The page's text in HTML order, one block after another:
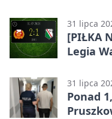
31 lipca
[PIŁKA
Legia
minucie
31 lipca
Ponad